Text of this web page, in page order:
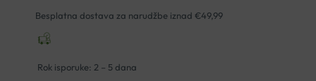
količina
Besplatna dostava za narudžbe iznad €49,99
Rok isporuke: 2 – 5 dana